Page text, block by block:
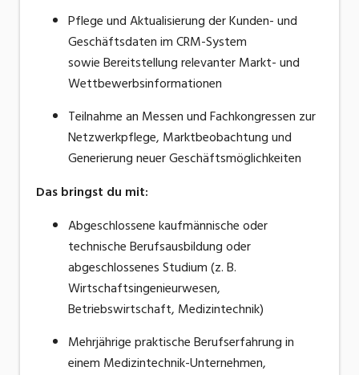
Pflege und Aktualisierung der Kunden- und
Geschäftsdaten im CRM-System
sowie Bereitstellungrelevanter Markt- und
Wettbewerbsinformationen
Teilnahme an Messen und Fachkongressen zur
Netzwerkpflege, Marktbeobachtung und
Generierung neuerGeschäftsmöglichkeiten
Das bringst du mit:
Abgeschlossene kaufmännische oder
technische Berufsausbildung oder
abgeschlossenes Studium (z. B.
Wirtschaftsingenieurwesen,
Betriebswirtschaft, Medizintechnik)
Mehrjährige praktische Berufserfahrung in
einem Medizintechnik-Unternehmen,